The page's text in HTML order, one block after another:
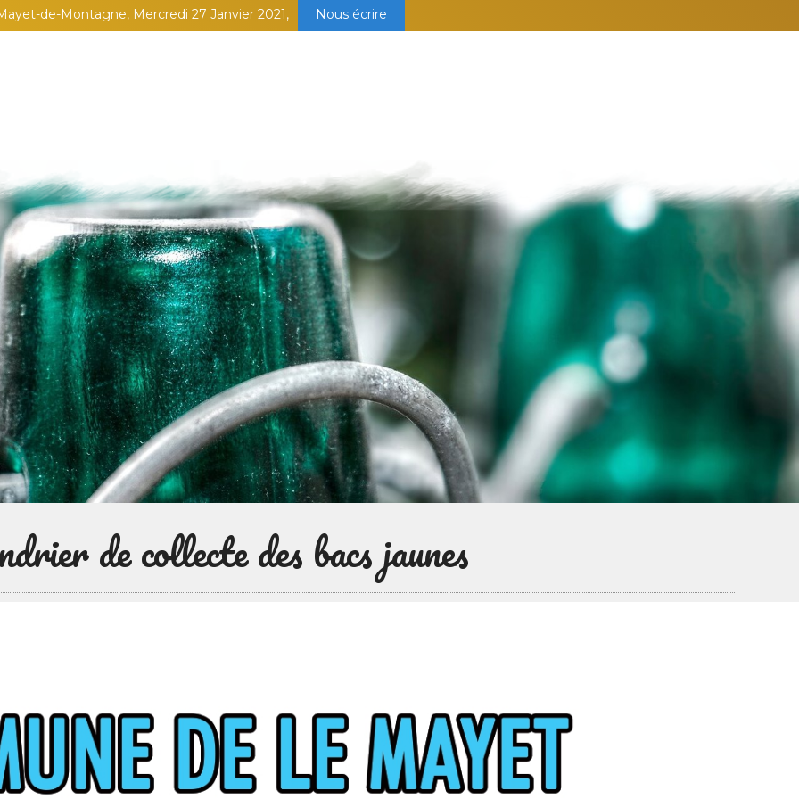
de-Montagne, Mercredi 27 Janvier 2021, Nous écrire
de collecte des bacs jaunes